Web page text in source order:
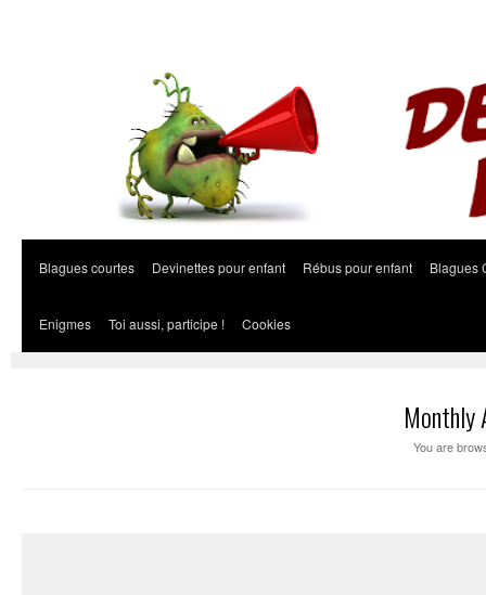
Blagues courtes Devinettes pour enfant Rébus pour enfant Blagues
Enigmes Toi aussi, participe ! Cookies
Monthly
You are